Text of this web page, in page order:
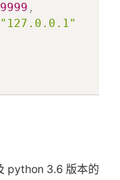
9999 ,
"127.0.0.1"
python 3.6 版本的